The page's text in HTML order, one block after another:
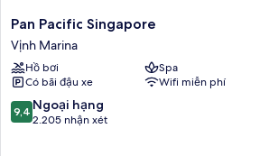
Pan
Pacific
Singapore
Vịnh
Marina
Pan Pacific Singapore
Vịnh Marina
Hồ bơi
Spa
Có bãi đậu xe
Wifi miễn phí
9.4
trên
9,4 Ngoại hạng
2.205 nhận xét